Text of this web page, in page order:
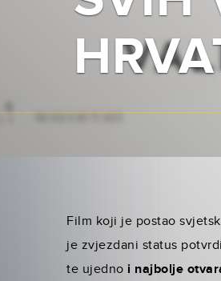
Film koji je postao
je zvjezdani status
te ujedno i najbolje